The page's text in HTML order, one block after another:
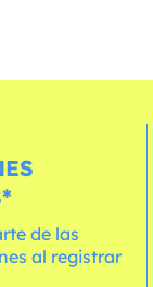
de las
al registrar